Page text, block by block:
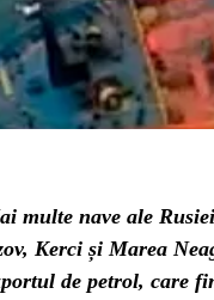
multe nave ale
Kerci și Marea
de petrol, care